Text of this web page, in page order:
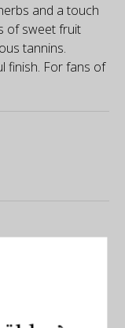
and a touch
of sweet fruit
tannins.
finish. For fans of
has aromas of
of silky
and baking